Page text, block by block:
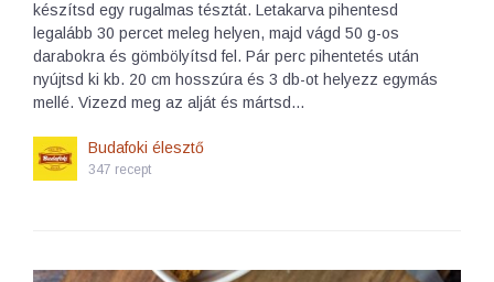
készítsd egy rugalmas tésztát. Letakarva pihentesd
legalább 30 percet meleg helyen, majd vágd 50 g-os
darabokra és gömbölyítsd fel. Pár perc pihentetés után
nyújtsd ki kb. 20 cm hosszúra és 3 db-ot helyezz egymás
mellé. Vizezd meg az alját és mártsd…
Budafoki élesztő
347 recept